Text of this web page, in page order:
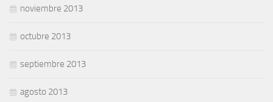
noviembre 2013
octubre 2013
septiembre 2013
agosto 2013